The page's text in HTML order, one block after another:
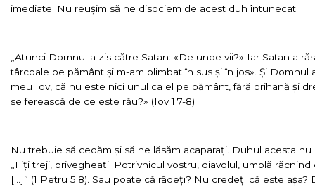
imediate. Nu reușim să ne disociem de acest duh întunecat:
„Atunci Domnul a zis către Satan: «De unde vii?» Iar Satan a
târcoale pe pământ și m-am plimbat în sus și în jos». Și Domnul
meu Iov, că nu este nici unul ca el pe pământ, fără prihană și
se ferească de ce este rău?» (Iov 1:7-8)
Nu trebuie să cedăm și să ne lăsăm acaparați. Duhul acesta
„Fiți treji, privegheați. Potrivnicul vostru, diavolul, umblă
[…]” (1 Petru 5:8). Sau poate că râdeți? Nu credeți că este